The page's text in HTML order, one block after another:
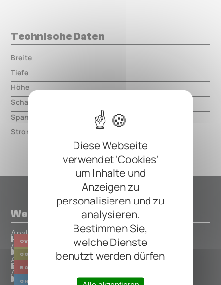
Diese Webseite
verwendet 'Cookies'
um Inhalte und
Anzeigen zu
personalisieren und zu
analysieren.
Bestimmen Sie,
welche Dienste
benutzt werden dürfen
Technische Daten
Breite
Tiefe
Höhe
Schaltungsart
Spannung
9V DC, center negative
Strom
Weitere Pedals von Analogman
OVERDRIVE
Analogman
King of Tone Blue Color
COMPRESSOR
Analogman
Mini Bicomp (ROSS)
BOOSTER
Analogman
Beano Boost Mini
CHORUS
Analogman
Mini Chorus (Side Connections)